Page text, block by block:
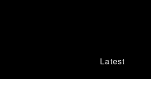
Latest